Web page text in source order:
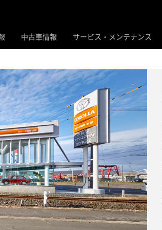
中古車情報 サービス・メンテナンス